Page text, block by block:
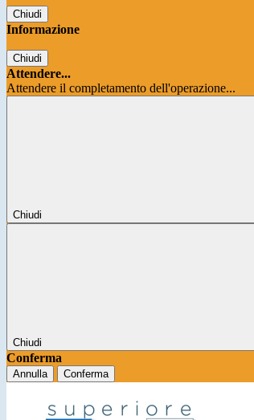
Chiudi
Informazione
Chiudi
Attendere...
Attendere il completamento dell'operazione...
Chiudi
Chiudi
Conferma
Annulla Conferma